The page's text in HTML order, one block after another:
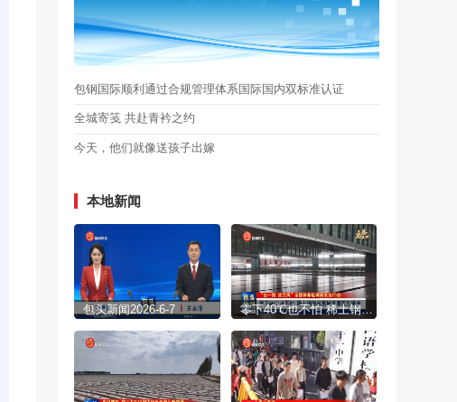
包钢国际顺利通过合规管理体系国际国内双标准认证
全城寄笺 共赴青衿之约
今天，他们就像送孩子出嫁
本地新闻
包头新闻2026-6-7 零下40℃也不怕 稀土钢架起雪域高原民生通途